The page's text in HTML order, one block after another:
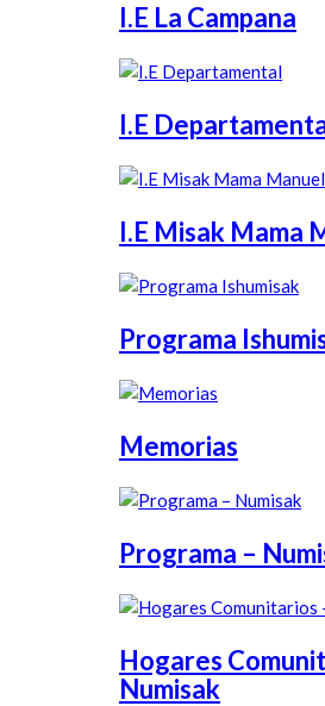
I.E La Campana
I.E
I.E Misak Mama
Programa
Memorias
Programa –
Hogares
Numisak